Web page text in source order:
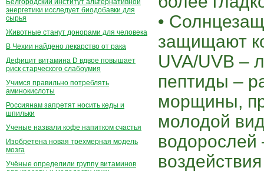
Белгородский институт альтернативной
энергетики исследует биодобавки для
сырья
Животные станут донорами для человека
В Чехии найдено лекарство от рака
Дефицит витамина D вдвое повышает
риск старческого слабоумия
Учимся правильно потреблять
аминокислоты
Россиянам запретят носить кеды и
шпильки
Ученые назвали кофе напитком счастья
Изобретена новая трехмерная модель
мозга
Учёные определили группу витаминов
•
защищают
UVA/UVB –
пептиды –
морщины,
молодой